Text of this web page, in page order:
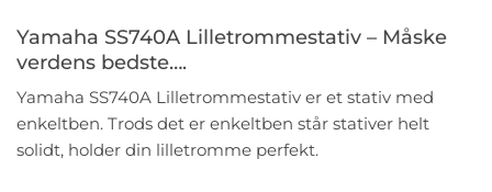
Yamaha SS740A Lilletrommestativ – Måske
verdens bedste….
Yamaha SS740A Lilletrommestativ er et stativ med
enkeltben. Trods det er enkeltben står stativer helt
solidt, holder din lilletromme perfekt.